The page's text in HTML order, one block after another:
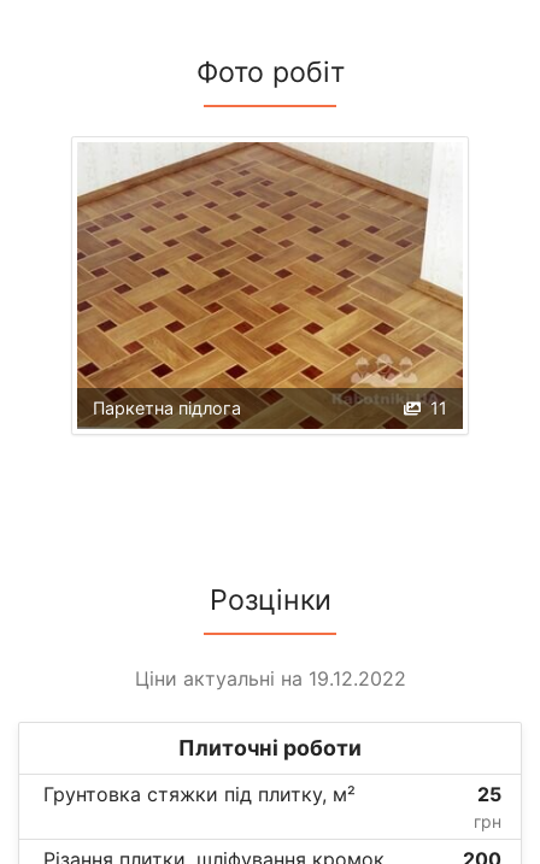
Фото робіт
11
Паркетна підлога
Розцінки
Ціни актуальні на 19.12.2022
Плиточні роботи
Грунтовка стяжки під плитку, м² 25
грн
Різання плитки, шліфування кромок, 200